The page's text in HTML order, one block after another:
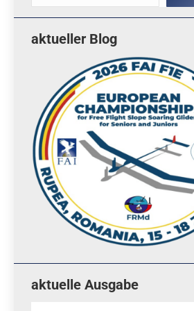
aktueller Blog
aktuelle Ausgabe